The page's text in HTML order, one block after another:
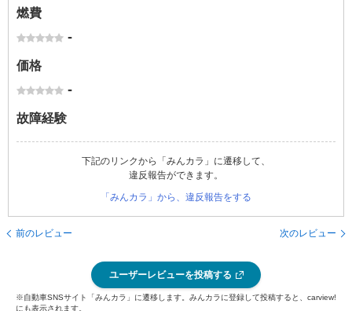
燃費
-
価格
-
故障経験
下記のリンクから「みんカラ」に遷移して、
違反報告ができます。
「みんカラ」から、違反報告をする
前のレビュー 次のレビュー
ユーザーレビューを投稿する
※自動車SNSサイト「みんカラ」に遷移します。みんカラに登録して投稿すると、carview!
にも表示されます。